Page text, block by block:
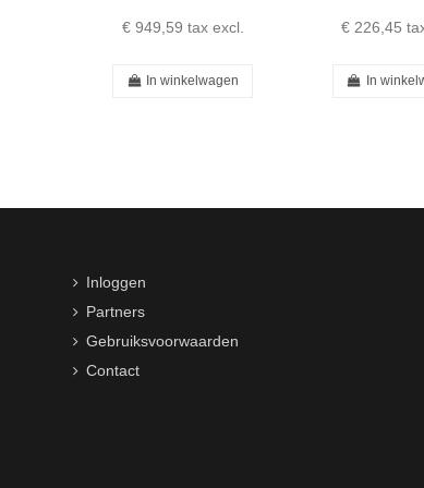
€ 949,59 tax excl.
In winkelwagen
€ 226,45
In
Inloggen
Partners
Gebruiksvoorwaarden
Contact